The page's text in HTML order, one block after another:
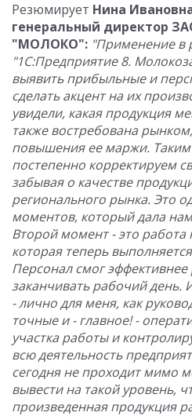
Резюмирует Нина
генеральный директор
"МОЛОКО": "Применение в
"1С:Предприятие 8.
выявить прибыльные и
сделать акцент на их
увидели, какая продукция
также востребована
повышения ее маржи.
постепенно корректируем
забывая о качестве
регионального рынка. Это
моментов, который дала
Второй момент - это работа
которая теперь
Персонал смог
заканчивать рабочий день.
- лично для меня, как
точные и - главное! -
участка работы и
всю деятельность
сегодня не проходит мимо
вывести на такой уровень,
произведенная продукция